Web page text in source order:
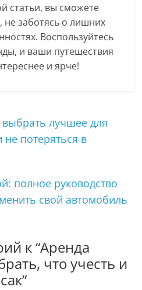
статьи, вы сможете
не заботясь о лишних
Воспользуйтесь
и ваши путешествия
и ярче!
выбрать лучшее для
потеряться в
полное руководство
свой автомобиль
к “Аренда
что учесть и
”